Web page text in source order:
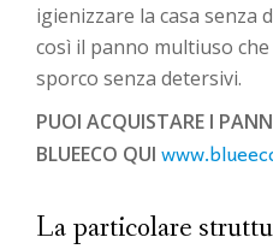
igienizzare la casa senza
così il panno multiuso
sporco senza detersivi.
PUOI ACQUISTARE I
BLUEECO QUI
La particolare